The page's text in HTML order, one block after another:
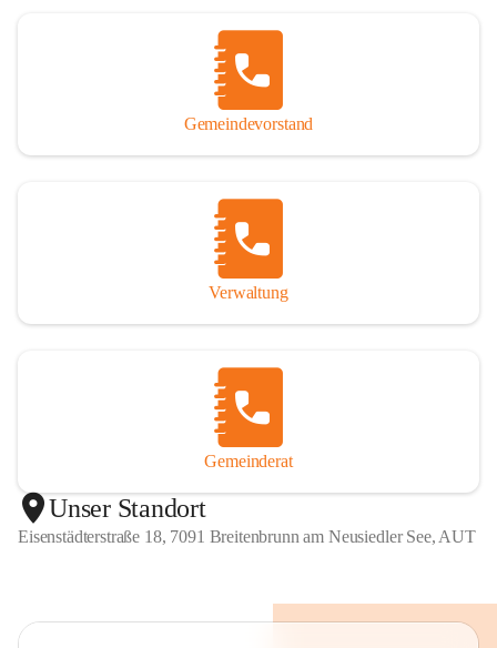
Gemeindevorstand
Verwaltung
Gemeinderat
Unser Standort
Eisenstädterstraße 18, 7091 Breitenbrunn am Neusiedler See, AUT